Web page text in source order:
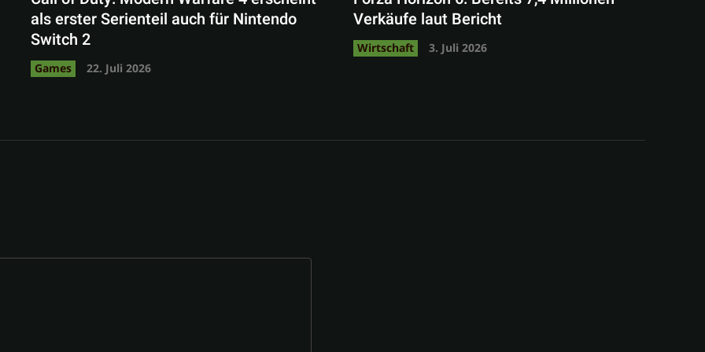
als erster Serienteil auch für Nintendo
Switch 2
Games 22. Juli 2026
Verkäufe laut Bericht
Wirtschaft 3. Juli 2026